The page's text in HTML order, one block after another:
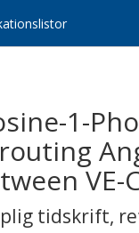
1-
VE-
tidskrift,